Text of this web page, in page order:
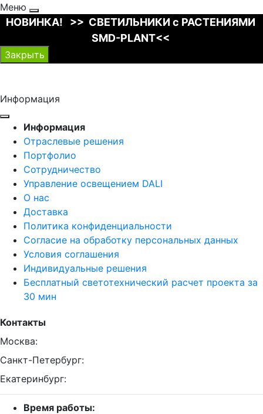
Меню
НОВИНКА! >> СВЕТИЛЬНИКИ с РАСТЕНИЯМИ
SMD-PLANT<<
Закрыть
Информация
Информация
Отраслевые решения
Портфолио
Сотрудничество
Управление освещением DALI
О нас
Доставка
Политика конфиденциальности
Согласие на обработку персональных данных
Условия соглашения
Индивидуальные решения
Бесплатный светотехнический расчет проекта за
30 мин
Контакты
Москва:
Санкт-Петербург:
Екатеринбург:
Время работы: